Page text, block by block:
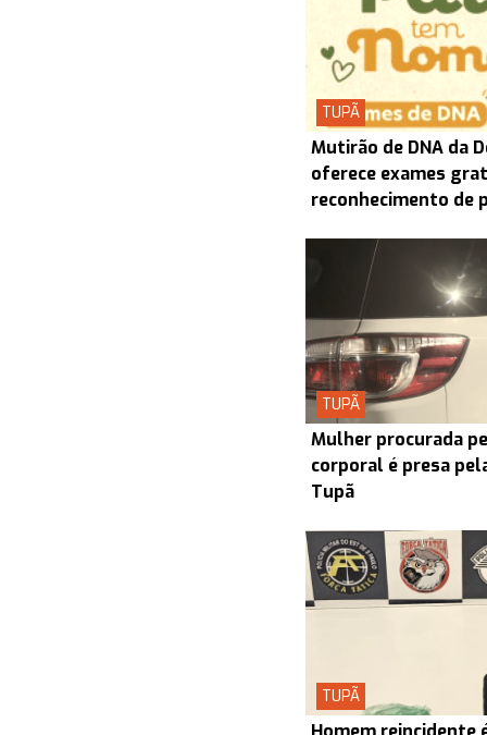
TUPÃ
Mutirão de DNA da
oferece exames
reconhecimento de
TUPÃ
Mulher procurada
corporal é presa
Tupã
TUPÃ